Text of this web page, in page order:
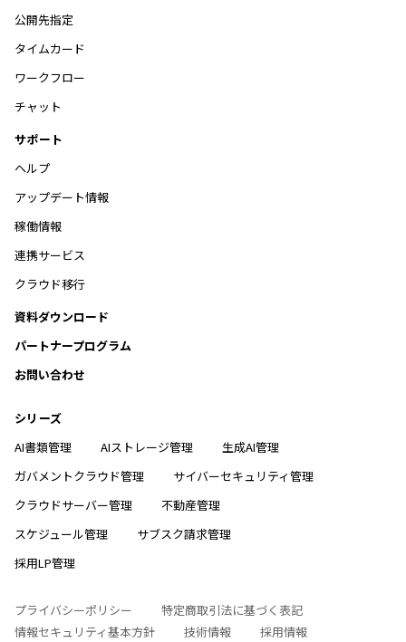
公開先指定
タイムカード
ワークフロー
チャット
サポート
ヘルプ
アップデート情報
稼働情報
連携サービス
クラウド移行
資料ダウンロード
パートナープログラム
お問い合わせ
シリーズ
AI書類管理
AIストレージ管理
生成AI管理
ガバメントクラウド管理
サイバーセキュリティ管理
クラウドサーバー管理
不動産管理
スケジュール管理
サブスク請求管理
採用LP管理
プライバシーポリシー
特定商取引法に基づく表記
情報セキュリティ基本方針
技術情報 採用情報